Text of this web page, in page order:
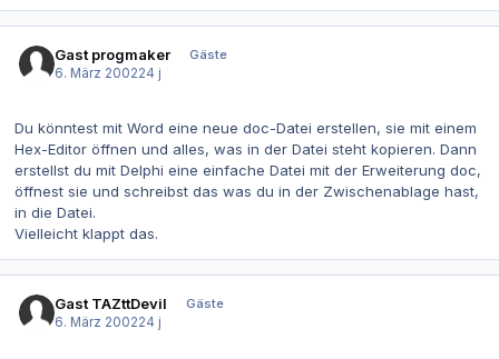
Gast progmaker
Gäste
6. März 200224 j
Du könntest mit Word eine neue doc-Datei erstellen, sie mit einem
Hex-Editor öffnen und alles, was in der Datei steht kopieren. Dann
erstellst du mit Delphi eine einfache Datei mit der Erweiterung doc,
öffnest sie und schreibst das was du in der Zwischenablage hast,
in die Datei.
Vielleicht klappt das.
Gast TAZttDevil
Gäste
6. März 200224 j